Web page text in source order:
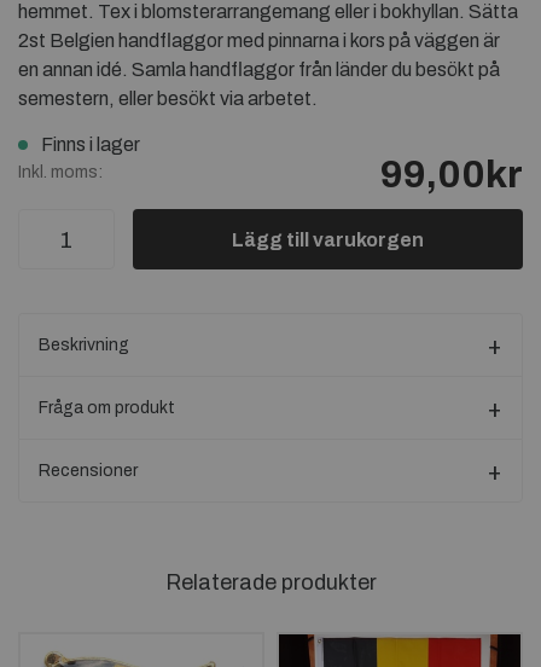
hemmet. Tex i blomsterarrangemang eller i bokhyllan. Sätta
2st Belgien handflaggor med pinnarna i kors på väggen är
en annan idé. Samla handflaggor från länder du besökt på
semestern, eller besökt via arbetet.
Finns i lager
Inkl. moms: 99,00kr
Lägg till varukorgen
Beskrivning
Fråga om produkt
Recensioner
Relaterade produkter